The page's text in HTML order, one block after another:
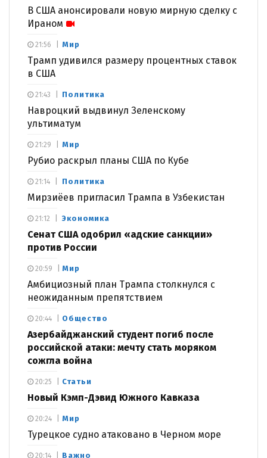
В США анонсировали новую мирную сделку с
Ираном
Мир
Трамп удивился размеру процентных ставок
в США
21:56
Политика
Навроцкий выдвинул Зеленскому
ультиматум
21:43
Мир
Рубио раскрыл планы США по Кубе
21:29
Политика
Мирзиёев пригласил Трампа в Узбекистан
21:14
Экономика
Сенат США одобрил «адские санкции»
против России
21:12
Мир
Амбициозный план Трампа столкнулся с
неожиданным препятствием
20:59
Общество
Азербайджанский студент погиб после
российской атаки: мечту стать моряком
сожгла война
20:44
Статьи
Новый Кэмп-Дэвид Южного Кавказа
20:25
Мир
Турецкое судно атаковано в Черном море
20:24
Важно
20:14